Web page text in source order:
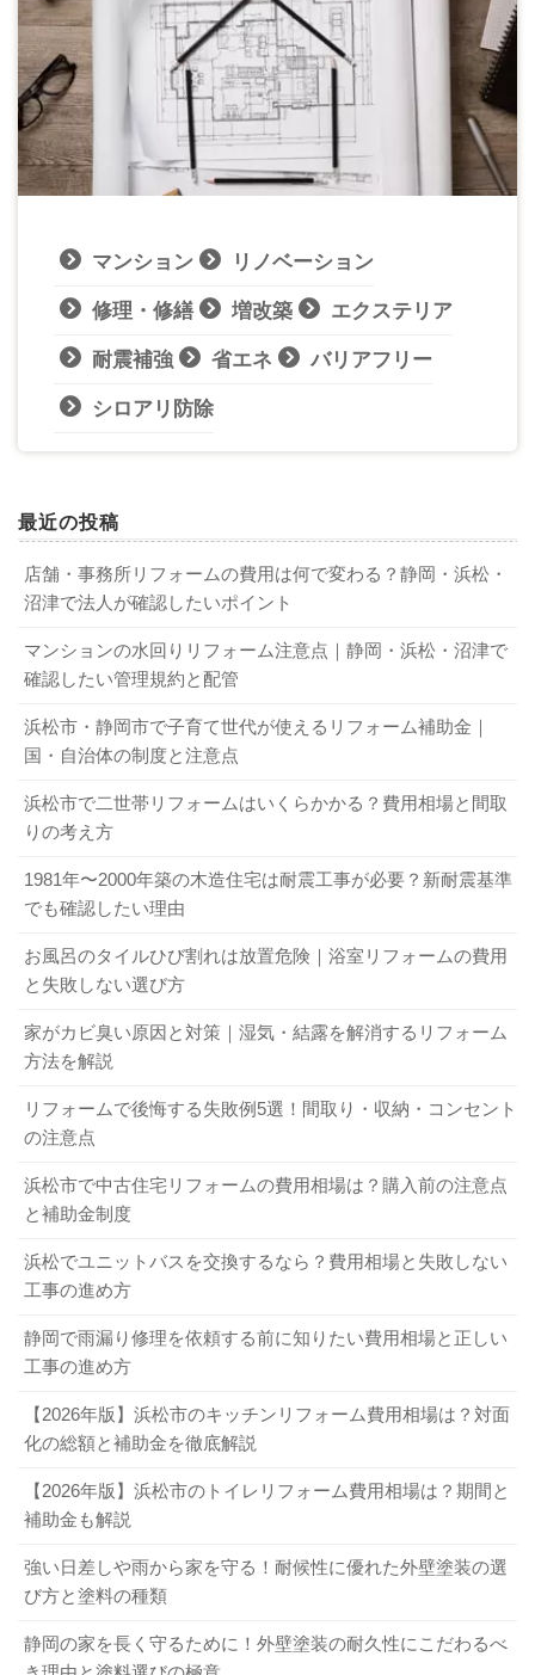
マンション リノベーション
修理・修繕 増改築 エクステリア
耐震補強 省エネ バリアフリー
シロアリ防除
最近の投稿
店舗・事務所リフォームの費用は何で変わる？静岡・浜松・
沼津で法人が確認したいポイント
マンションの水回りリフォーム注意点｜静岡・浜松・沼津で
確認したい管理規約と配管
浜松市・静岡市で子育て世代が使えるリフォーム補助金｜
国・自治体の制度と注意点
浜松市で二世帯リフォームはいくらかかる？費用相場と間取
りの考え方
1981年〜2000年築の木造住宅は耐震工事が必要？新耐震基準
でも確認したい理由
お風呂のタイルひび割れは放置危険｜浴室リフォームの費用
と失敗しない選び方
家がカビ臭い原因と対策｜湿気・結露を解消するリフォーム
方法を解説
リフォームで後悔する失敗例5選！間取り・収納・コンセント
の注意点
浜松市で中古住宅リフォームの費用相場は？購入前の注意点
と補助金制度
浜松でユニットバスを交換するなら？費用相場と失敗しない
工事の進め方
静岡で雨漏り修理を依頼する前に知りたい費用相場と正しい
工事の進め方
【2026年版】浜松市のキッチンリフォーム費用相場は？対面
化の総額と補助金を徹底解説
【2026年版】浜松市のトイレリフォーム費用相場は？期間と
補助金も解説
強い日差しや雨から家を守る！耐候性に優れた外壁塗装の選
び方と塗料の種類
静岡の家を長く守るために！外壁塗装の耐久性にこだわるべ